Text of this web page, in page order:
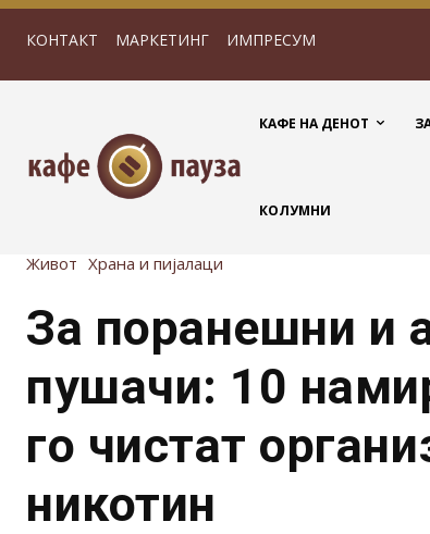
КОНТАКТ МАРКЕТИНГ ИМПРЕСУМ
КАФЕ НА ДЕНОТ
КОЛУМНИ
Живот Храна и пијалаци
За поранешни и
пушачи: 10
го чистат
никотин